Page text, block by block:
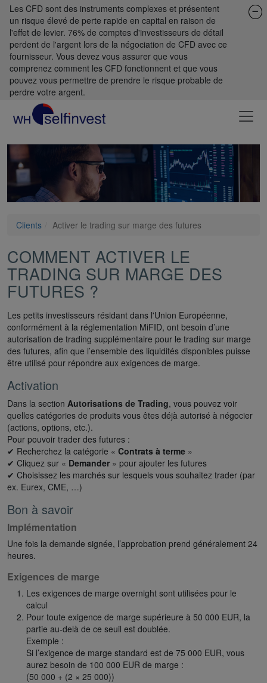
Les CFD sont des instruments complexes et présentent
un risque élevé de perte rapide en capital en raison de
l'effet de levier. 76% de comptes d'investisseurs de détail
perdent de l'argent lors de la négociation de CFD avec ce
fournisseur. Vous devez vous assurer que vous
comprenez comment les CFD fonctionnent et que vous
pouvez vous permettre de prendre le risque probable de
perdre votre argent.
Clients Activer le trading sur marge des futures
COMMENT ACTIVER LE
TRADING SUR MARGE DES
FUTURES ?
Les petits investisseurs résidant dans l'Union Européenne,
conformément à la réglementation MiFID, ont besoin d’une
autorisation de trading supplémentaire pour le trading sur marge
des futures, afin que l’ensemble des liquidités disponibles puisse
être utilisé pour répondre aux exigences de marge.
Activation
Dans la section Autorisations de Trading, vous pouvez voir
quelles catégories de produits vous êtes déjà autorisé à négocier
(actions, options, etc.).
Pour pouvoir trader des futures :
✔ Recherchez la catégorie « Contrats à terme »
✔ Cliquez sur « Demander » pour ajouter les futures
✔ Choisissez les marchés sur lesquels vous souhaitez trader (par
ex. Eurex, CME, …)
Bon à savoir
Implémentation
Une fois la demande signée, l’approbation prend généralement 24
heures.
Exigences de marge
Les exigences de marge overnight sont utilisées pour le
calcul
Pour toute exigence de marge supérieure à 50 000 EUR, la
partie au-delà de ce seuil est doublée.
Exemple :
Si l’exigence de marge standard est de 75 000 EUR, vous
aurez besoin de 100 000 EUR de marge :
(50 000 + (2 × 25 000))